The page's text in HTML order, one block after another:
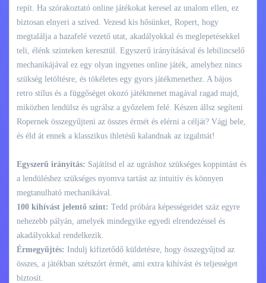
repít. Ha szórakoztató online játékokat keresel az unalom ellen, ez
biztosan elnyeri a szíved. Vezesd kis hősünket, Ropert, hogy
megtalálja a hazafelé vezető utat, akadályokkal és meglepetésekkel
teli, élénk szinteken keresztül. Egyszerű irányításával és lebilincselő
mechanikájával ez egy olyan ingyenes online játék, amelyhez nincs
szükség letöltésre, és tökéletes egy gyors játékmenethez. A bájos
retro stílus és a függőséget okozó játékmenet magával ragad majd,
miközben lendülsz és ugrálsz a győzelem felé. Készen állsz segíteni
Ropernek összegyűjteni az összes érmét és elérni a célját? Vágj bele,
és éld át ennek a klasszikus ihletésű kalandnak az izgalmát!
Egyszerű irányítás: Sajátítsd el az ugráshoz szükséges koppintást és
a lendüléshez szükséges nyomva tartást az intuitív és könnyen
megtanulható mechanikával.
100 kihívást jelentő szint: Tedd próbára képességeidet száz egyre
nehezebb pályán, amelyek mindegyike egyedi elrendezéssel és
akadályokkal rendelkezik.
Érmegyűjtés: Indulj kifizetődő küldetésre, hogy összegyűjtsd az
összes, a játékban szétszórt érmét, ami extra kihívást és teljességet
biztosít.